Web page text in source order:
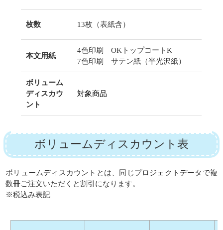
枚数 13枚（表紙含）
本文用紙
4色印刷 OKトップコートK
7色印刷 サテン紙（半光沢紙）
ボリューム
ディスカウ
ント
対象商品
ボリュームディスカウント表
ボリュームディスカウントとは、同じプロジェクトデータで複
数冊ご注文いただくと割引になります。
※税込み表記